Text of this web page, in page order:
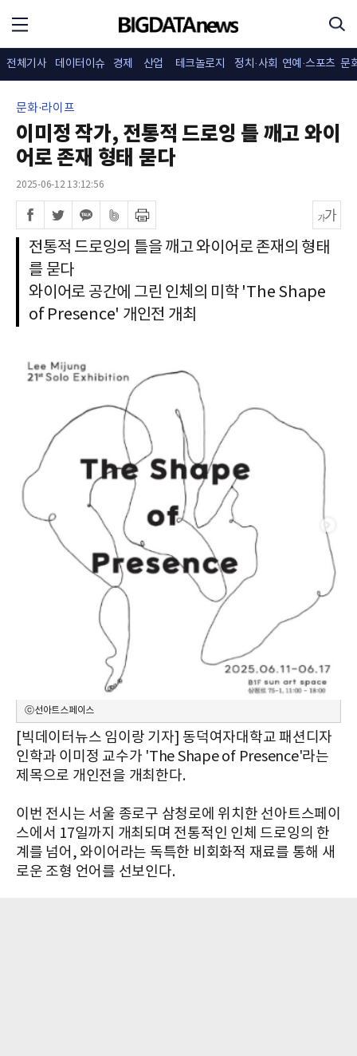
전체기사 데이터이슈 경제 산업 테크놀로지 정치·사회 연예·스포츠 문
문화·라이프
이미정 작가, 전통적 드로잉 틀 깨고 와이
어로 존재 형태 묻다
2025-06-12 13:12:56
전통적 드로잉의 틀을 깨고 와이어로 존재의 형태
를 묻다
와이어로 공간에 그린 인체의 미학 'The Shape
of Presence' 개인전 개최
ⓒ선아트스페이스
[빅데이터뉴스 임이랑 기자] 동덕여자대학교 패션디자
인학과 이미정 교수가 'The Shape of Presence'라는
제목으로 개인전을 개최한다.
이번 전시는 서울 종로구 삼청로에 위치한 선아트스페이
스에서 17일까지 개최되며 전통적인 인체 드로잉의 한
계를 넘어, 와이어라는 독특한 비회화적 재료를 통해 새
로운 조형 언어를 선보인다.